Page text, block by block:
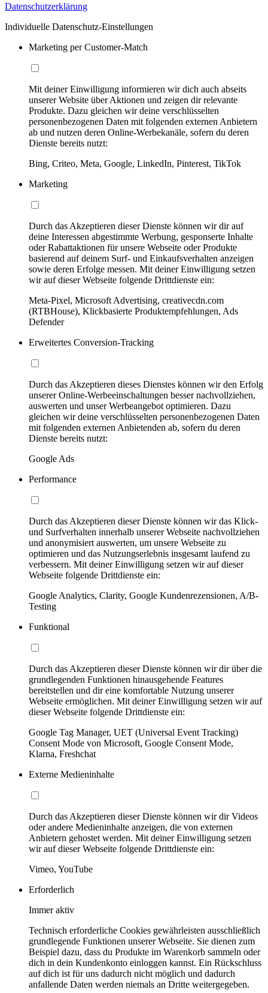
Datenschutzerklärung
Individuelle Datenschutz-Einstellungen
Marketing per Customer-Match
Mit deiner Einwilligung informieren wir dich auch abseits
unserer Website über Aktionen und zeigen dir relevante
Produkte. Dazu gleichen wir deine verschlüsselten
personenbezogenen Daten mit folgenden externen Anbietern
ab und nutzen deren Online-Werbekanäle, sofern du deren
Dienste bereits nutzt:
Bing, Criteo, Meta, Google, LinkedIn, Pinterest, TikTok
Marketing
Durch das Akzeptieren dieser Dienste können wir dir auf
deine Interessen abgestimmte Werbung, gesponserte Inhalte
oder Rabattaktionen für unsere Webseite oder Produkte
basierend auf deinem Surf- und Einkaufsverhalten anzeigen
sowie deren Erfolge messen. Mit deiner Einwilligung setzen
wir auf dieser Webseite folgende Drittdienste ein:
Meta-Pixel, Microsoft Advertising, creativecdn.com
(RTBHouse), Klickbasierte Produktempfehlungen, Ads
Defender
Erweitertes Conversion-Tracking
Durch das Akzeptieren dieses Dienstes können wir den Erfolg
unserer Online-Werbeeinschaltungen besser nachvollziehen,
auswerten und unser Werbeangebot optimieren. Dazu
gleichen wir deine verschlüsselten personenbezogenen Daten
mit folgenden externen Anbietenden ab, sofern du deren
Dienste bereits nutzt:
Google Ads
Performance
Durch das Akzeptieren dieser Dienste können wir das Klick-
und Surfverhalten innerhalb unserer Webseite nachvollziehen
und anonymisiert auswerten, um unsere Webseite zu
optimieren und das Nutzungserlebnis insgesamt laufend zu
verbessern. Mit deiner Einwilligung setzen wir auf dieser
Webseite folgende Drittdienste ein:
Google Analytics, Clarity, Google Kundenrezensionen, A/B-
Testing
Funktional
Durch das Akzeptieren dieser Dienste können wir dir über die
grundlegenden Funktionen hinausgehende Features
bereitstellen und dir eine komfortable Nutzung unserer
Webseite ermöglichen. Mit deiner Einwilligung setzen wir auf
dieser Webseite folgende Drittdienste ein:
Google Tag Manager, UET (Universal Event Tracking)
Consent Mode von Microsoft, Google Consent Mode,
Klarna, Freshchat
Externe Medieninhalte
Durch das Akzeptieren dieser Dienste können wir dir Videos
oder andere Medieninhalte anzeigen, die von externen
Anbietern gehostet werden. Mit deiner Einwilligung setzen
wir auf dieser Webseite folgende Drittdienste ein:
Vimeo, YouTube
Erforderlich
Immer aktiv
Technisch erforderliche Cookies gewährleisten ausschließlich
grundlegende Funktionen unserer Webseite. Sie dienen zum
Beispiel dazu, dass du Produkte im Warenkorb sammeln oder
dich in dein Kundenkonto einloggen kannst. Ein Rückschluss
auf dich ist für uns dadurch nicht möglich und dadurch
anfallende Daten werden niemals an Dritte weitergegeben.